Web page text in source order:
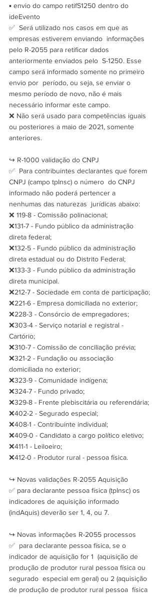
▪️ envio do campo retifS1250 dentro do
ideEvento
✅  Será utilizado nos casos em que as
empresas estiverem enviando  informações
pelo R-2055 para retificar dados
anteriormente enviados pelo  S-1250. Esse
campo será informado somente no primeiro
envio por  período, ou seja, se enviar o
mesmo período de novo, não é mais
necessário informar este campo.
❌ Não será usado para competências iguais
ou posteriores a maio de 2021, somente
anteriores.
↪️ R-1000 validação do CNPJ
✅  Para contribuintes declarantes que forem
CNPJ (campo tpInsc) o número  do CNPJ
informado não poderá pertencer a
nenhumas das naturezas  jurídicas abaixo:
❌ 119-8 - Comissão polinacional;
❌131-7 - Fundo público da administração
direta federal;
❌132-5 - Fundo público da administração
direta estadual ou do Distrito Federal;
❌133-3 - Fundo público da administração
direta municipal.
❌212-7 - Sociedade em conta de participação;
❌221-6 - Empresa domiciliada no exterior;
❌228-3 - Consórcio de empregadores;
❌303-4 - Serviço notarial e registral -
Cartório;
❌310-7 - Comissão de conciliação prévia;
❌321-2 - Fundação ou associação
domiciliada no exterior;
❌323-9 - Comunidade indígena;
❌324-7 - Fundo privado;
❌329-8 - Frente plebiscitária ou referendária;
❌402-2 - Segurado especial;
❌408-1 - Contribuinte individual;
❌409-0 - Candidato a cargo político eletivo;
❌411-1 - Leiloeiro;
❌412-0 - Produtor rural - pessoa física.
↪️ Novas validações R-2055 Aquisição
✅ para declarante pessoa física (tpInsc) os
indicadores de aquisição informado
(indAquis) deverão ser 1, 4, ou 7.
↪️ Novas informações R-2055 processos
✅  para declarante pessoa física, se o
indicador de aquisição for 1  (aquisição de
produção de produtor rural pessoa física ou
segurado  especial em geral) ou 2 (aquisição
de produção de produtor rural pessoa  física